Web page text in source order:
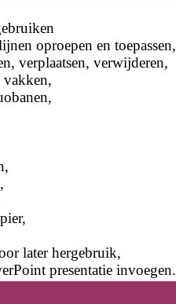
oproepen en toepassen,
verplaatsen, verwijderen,
vakken,
later hergebruik,
presentatie invoegen.